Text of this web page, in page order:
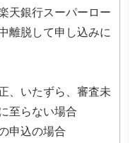
天銀行スーパーロー
離脱して申し込みに
、いたずら、審査未
至らない場合
申込の場合